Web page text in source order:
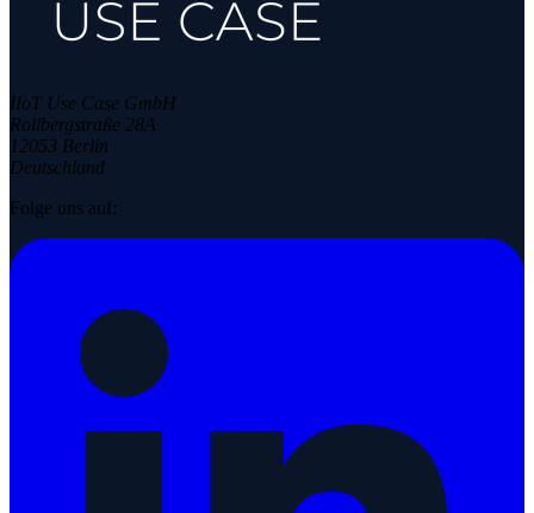
IIoT Use Case GmbH
Rollbergstraße 28A
12053 Berlin
Deutschland
Folge uns auf: